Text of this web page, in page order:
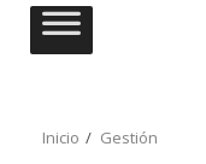
Saltar
Inicio Gestión